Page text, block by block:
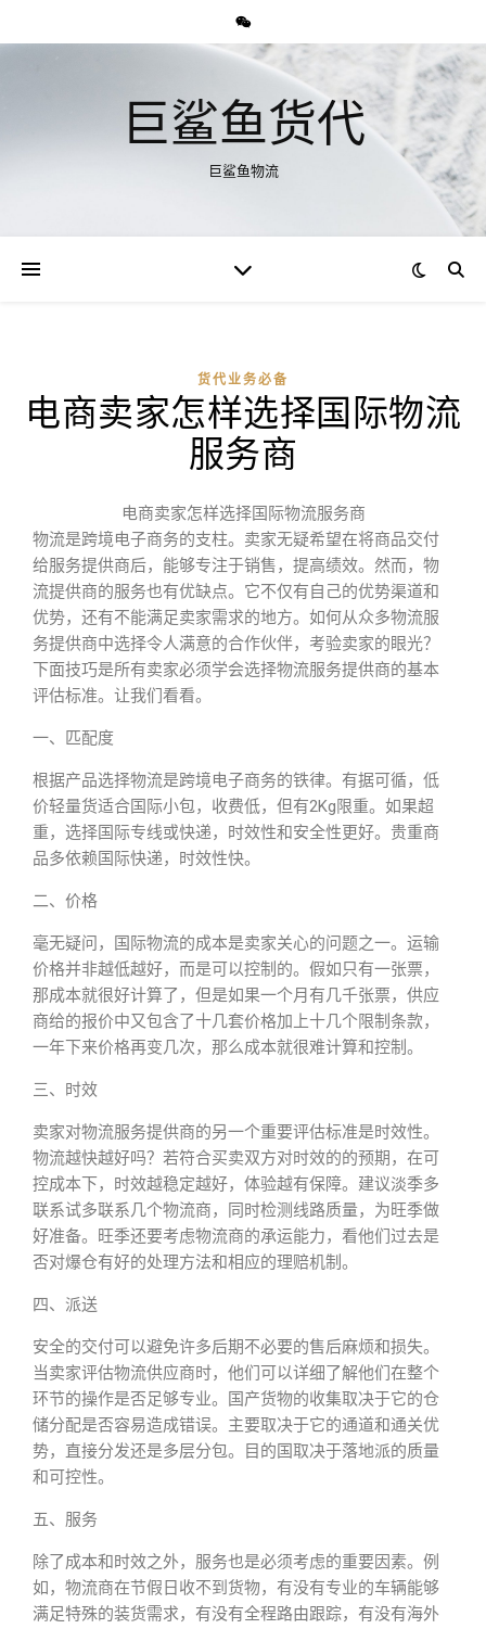
巨鲨鱼货代
巨鲨鱼物流
货代业务必备
电商卖家怎样选择国际物流
服务商
电商卖家怎样选择国际物流服务商
物流是跨境电子商务的支柱。卖家无疑希望在将商品交付
给服务提供商后，能够专注于销售，提高绩效。然而，物
流提供商的服务也有优缺点。它不仅有自己的优势渠道和
优势，还有不能满足卖家需求的地方。如何从众多物流服
务提供商中选择令人满意的合作伙伴，考验卖家的眼光？
下面技巧是所有卖家必须学会选择物流服务提供商的基本
评估标准。让我们看看。
一、匹配度
根据产品选择物流是跨境电子商务的铁律。有据可循，低
价轻量货适合国际小包，收费低，但有2Kg限重。如果超
重，选择国际专线或快递，时效性和安全性更好。贵重商
品多依赖国际快递，时效性快。
二、价格
毫无疑问，国际物流的成本是卖家关心的问题之一。运输
价格并非越低越好，而是可以控制的。假如只有一张票，
那成本就很好计算了，但是如果一个月有几千张票，供应
商给的报价中又包含了十几套价格加上十几个限制条款，
一年下来价格再变几次，那么成本就很难计算和控制。
三、时效
卖家对物流服务提供商的另一个重要评估标准是时效性。
物流越快越好吗？若符合买卖双方对时效的的预期，在可
控成本下，时效越稳定越好，体验越有保障。建议淡季多
联系试多联系几个物流商，同时检测线路质量，为旺季做
好准备。旺季还要考虑物流商的承运能力，看他们过去是
否对爆仓有好的处理方法和相应的理赔机制。
四、派送
安全的交付可以避免许多后期不必要的售后麻烦和损失。
当卖家评估物流供应商时，他们可以详细了解他们在整个
环节的操作是否足够专业。国产货物的收集取决于它的仓
储分配是否容易造成错误。主要取决于它的通道和通关优
势，直接分发还是多层分包。目的国取决于落地派的质量
和可控性。
五、服务
除了成本和时效之外，服务也是必须考虑的重要因素。例
如，物流商在节假日收不到货物，有没有专业的车辆能够
满足特殊的装货需求，有没有全程路由跟踪，有没有海外